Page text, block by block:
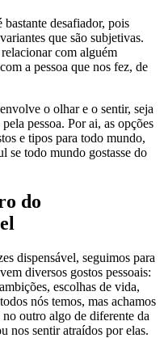
desafiador, pois
que são subjetivas.
com alguém
a pessoa que nos fez, de
o olhar e o sentir, seja
pessoa. Por ai, as opções
e tipos para todo mundo,
se todo mundo gostasse do
do
dispensável, seguimos para
diversos gostos pessoais:
escolhas de vida,
nós temos, mas achamos
outro algo de diferente da
nos sentir atraídos por elas.